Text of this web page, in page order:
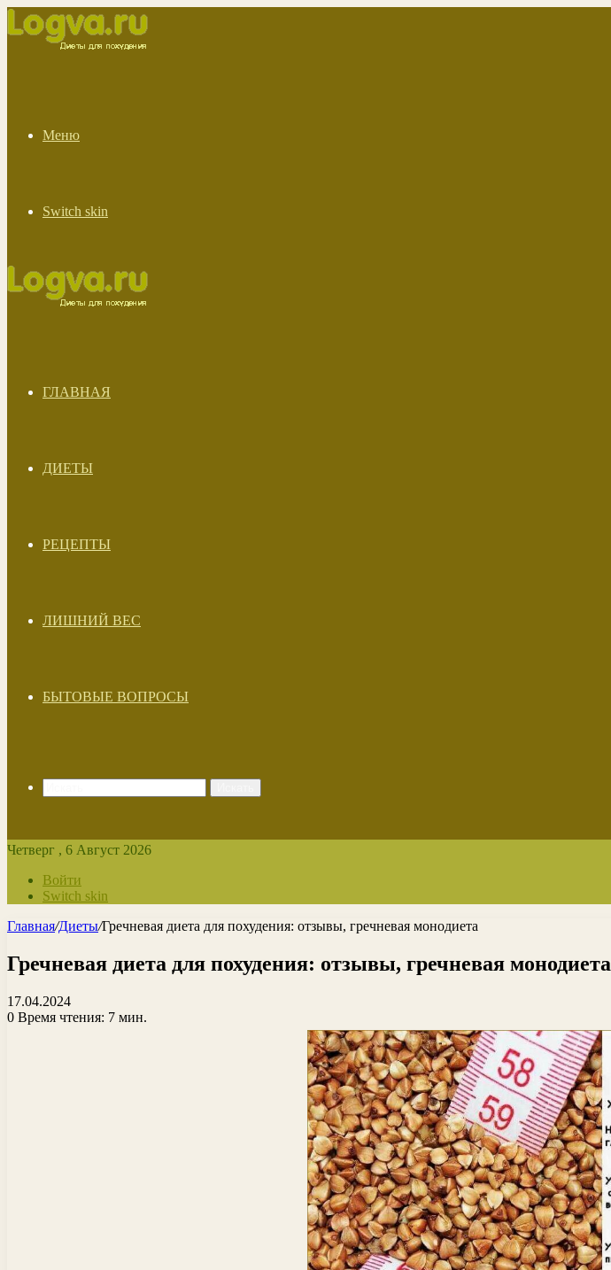
Меню
Switch skin
ГЛАВНАЯ
ДИЕТЫ
РЕЦЕПТЫ
ЛИШНИЙ ВЕС
БЫТОВЫЕ ВОПРОСЫ
Четверг , 6 Август 2026
Войти
Switch skin
Главная/Диеты/Гречневая диета для похудения: отзывы, гречневая монодиета
Гречневая диета для похудения: отзывы, гречневая монодиета
17.04.2024
0 Время чтения: 7 мин.